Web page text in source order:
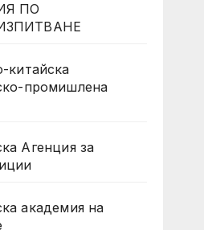
ПО
китайска
промишлена
Агенция за
академия на